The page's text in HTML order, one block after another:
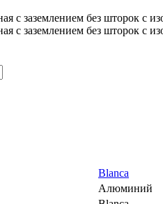
Blanca
Алюминий